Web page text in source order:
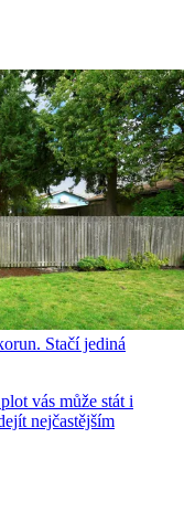
Stačí jediná
vás může stát i
nejčastějším